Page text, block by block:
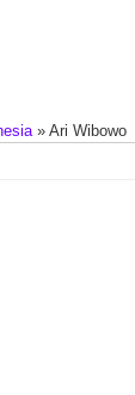
» Ari Wibowo